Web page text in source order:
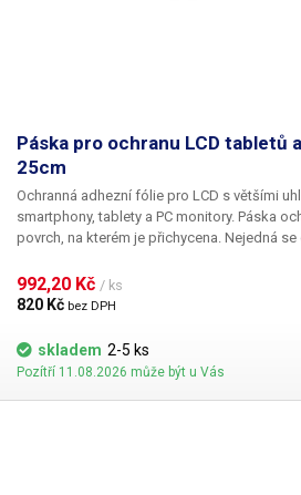
Páska pro ochranu LCD tabletů
25cm
Ochranná adhezní fólie pro LCD s většími
smartphony, tablety a PC monitory. Páska
povrch, na kterém je přichycena. Nejedná
při sloupnutí pásky je zcela vyloučené
na povrchu chráněného předmětu.
992,20 Kč / ks
820 Kč bez DPH
skladem 2-5 ks
Pozítří 11.08.2026 může být u Vás